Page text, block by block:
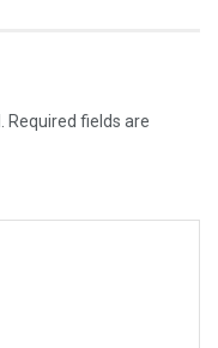
Required fields are